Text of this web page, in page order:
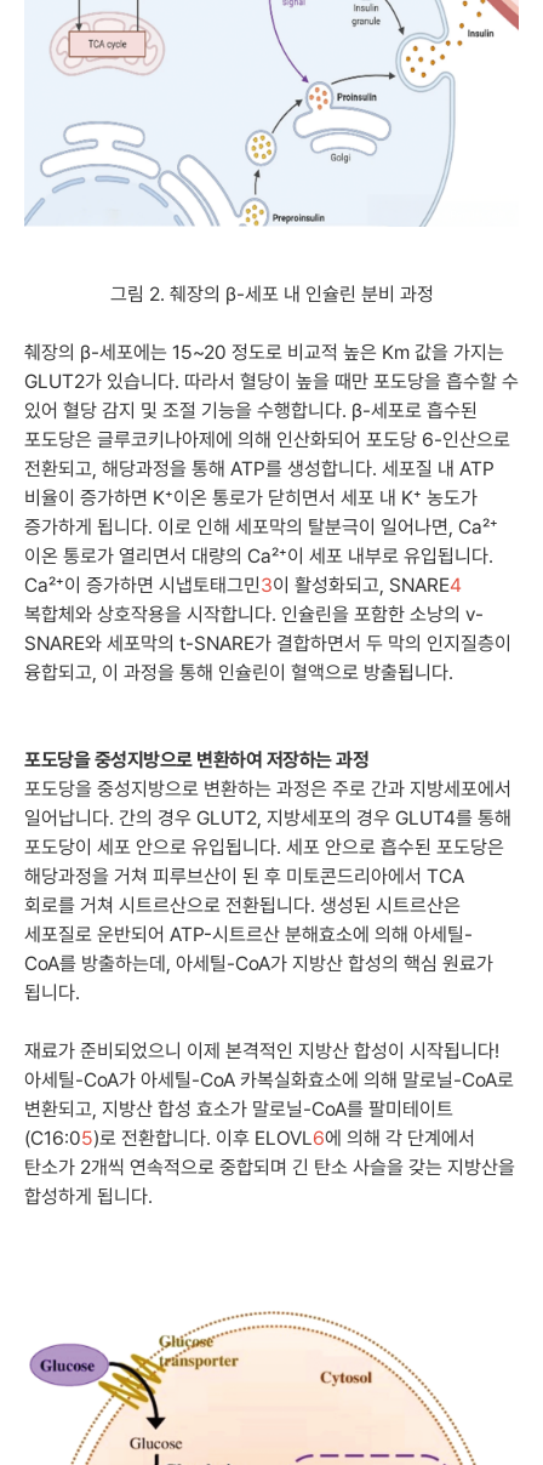
그림 2. 췌장의 β-세포 내 인슐린 분비 과정
췌장의 β-세포에는 15~20 정도로 비교적 높은 Km 값을 가지는
GLUT2가 있습니다. 따라서 혈당이 높을 때만 포도당을 흡수할 수
있어 혈당 감지 및 조절 기능을 수행합니다. β-세포로 흡수된
포도당은 글루코키나아제에 의해 인산화되어 포도당 6-인산으로
전환되고, 해당과정을 통해 ATP를 생성합니다. 세포질 내 ATP
비율이 증가하면 K⁺이온 통로가 닫히면서 세포 내 K⁺ 농도가
증가하게 됩니다. 이로 인해 세포막의 탈분극이 일어나면, Ca²⁺
이온 통로가 열리면서 대량의 Ca²⁺이 세포 내부로 유입됩니다.
Ca²⁺이 증가하면 시냅토태그민3이 활성화되고, SNARE4
복합체와 상호작용을 시작합니다. 인슐린을 포함한 소낭의 v-
SNARE와 세포막의 t-SNARE가 결합하면서 두 막의 인지질층이
융합되고, 이 과정을 통해 인슐린이 혈액으로 방출됩니다.
포도당을 중성지방으로 변환하여 저장하는 과정
포도당을 중성지방으로 변환하는 과정은 주로 간과 지방세포에서
일어납니다. 간의 경우 GLUT2, 지방세포의 경우 GLUT4를 통해
포도당이 세포 안으로 유입됩니다. 세포 안으로 흡수된 포도당은
해당과정을 거쳐 피루브산이 된 후 미토콘드리아에서 TCA
회로를 거쳐 시트르산으로 전환됩니다. 생성된 시트르산은
세포질로 운반되어 ATP-시트르산 분해효소에 의해 아세틸-
CoA를 방출하는데, 아세틸-CoA가 지방산 합성의 핵심 원료가
됩니다.
재료가 준비되었으니 이제 본격적인 지방산 합성이 시작됩니다!
아세틸-CoA가 아세틸-CoA 카복실화효소에 의해 말로닐-CoA로
변환되고, 지방산 합성 효소가 말로닐-CoA를 팔미테이트
(C16:05)로 전환합니다. 이후 ELOVL6에 의해 각 단계에서
탄소가 2개씩 연속적으로 중합되며 긴 탄소 사슬을 갖는 지방산을
합성하게 됩니다.